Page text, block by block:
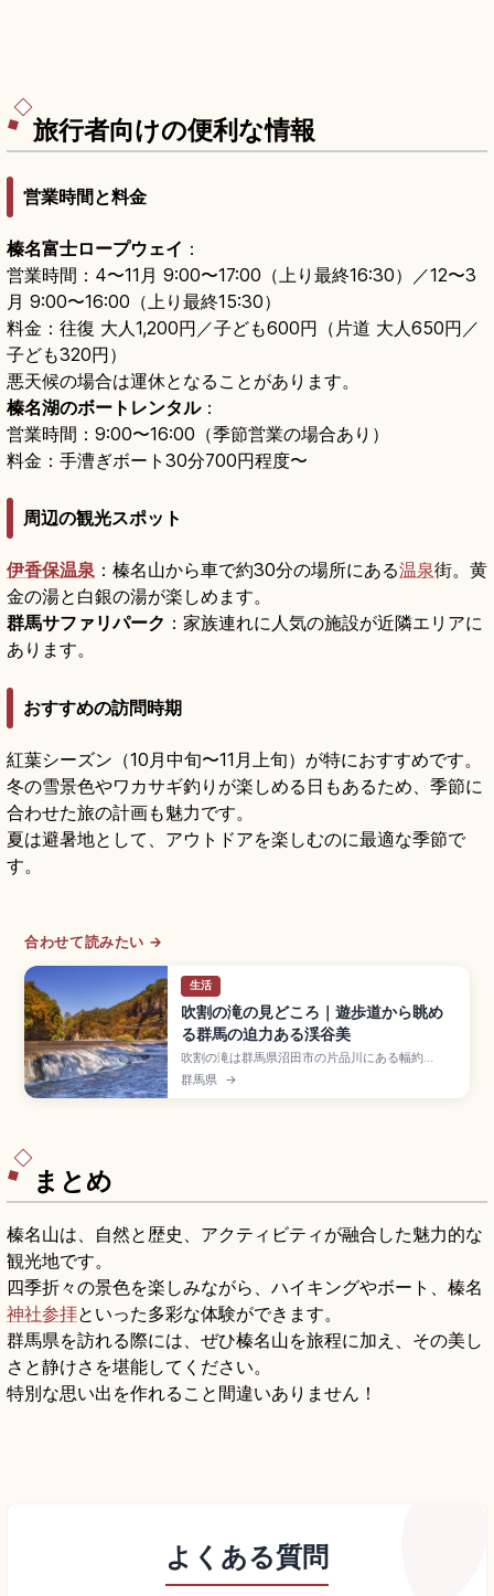
旅行者向けの便利な情報
営業時間と料金
榛名富士ロープウェイ ：
営業時間：4〜11月 9:00〜17:00（上り最終16:30）／12〜3
月 9:00〜16:00（上り最終15:30）
料金：往復 大人1,200円／子ども600円（片道 大人650円／
子ども320円）
悪天候の場合は運休となることがあります。
榛名湖のボートレンタル：
営業時間：9:00〜16:00（季節営業の場合あり）
料金：手漕ぎボート30分700円程度〜
周辺の観光スポット
伊香保温泉 ：榛名山から車で約30分の場所にある温泉街。黄
金の湯と白銀の湯が楽しめます。
群馬サファリパーク ：家族連れに人気の施設が近隣エリアに
あります。
おすすめの訪問時期
紅葉シーズン（10月中旬〜11月上旬）が特におすすめです。
冬の雪景色やワカサギ釣りが楽しめる日もあるため、季節に
合わせた旅の計画も魅力です。
夏は避暑地として、アウトドアを楽しむのに最適な季節で
す。
合わせて読みたい →
生活
吹割の滝の見どころ｜遊歩道から眺め
る群馬の迫力ある渓谷美
吹割の滝は群馬県沼田市の片品川にある幅約
30m・高さ約7mの大規模な滝で、「東洋のナイ
アガラ」とも称される国の天然記念物・名勝。約
群馬県 →
まとめ
榛名山は、自然と歴史、アクティビティが融合した魅力的な
観光地です。
四季折々の景色を楽しみながら、ハイキングやボート、榛名
神社参拝といった多彩な体験ができます。
群馬県を訪れる際には、ぜひ榛名山を旅程に加え、その美し
さと静けさを堪能してください。
特別な思い出を作れること間違いありません！
よくある質問